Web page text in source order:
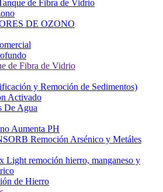
de Fibra de Vidrio
DE OZONO
de Fibra de Vidrio
y Remoción de Sedimentos)
Activado
De Agua
Aumenta PH
Remoción Arsénico y Metáles
Light remoción hierro, manganeso y
de Hierro